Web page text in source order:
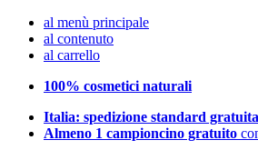
al menù principale
al contenuto
al carrello
100% cosmetici naturali
Italia: spedizione standard gratuita
Almeno 1 campioncino gratuito